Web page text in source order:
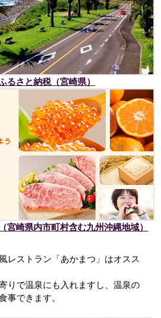
るさと納税（宮崎県）
宮崎県内市町村含む九州沖縄地域）
レストラン「あかまつ」はオスス
りで温泉にも入れますし、温泉の
事できます。